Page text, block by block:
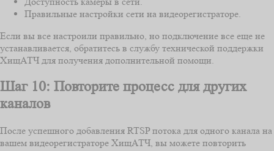
Правильные настройки сети на видеорегистраторе.
Если вы все настроили правильно, но подключение все еще не
устанавливается, обратитесь в службу технической поддержки
ХищАТЧ для получения дополнительной помощи.
Шаг 10: Повторите процесс для других
каналов
После успешного добавления RTSP потока для одного канала на
вашем видеорегистраторе ХищАТЧ, вы можете повторить